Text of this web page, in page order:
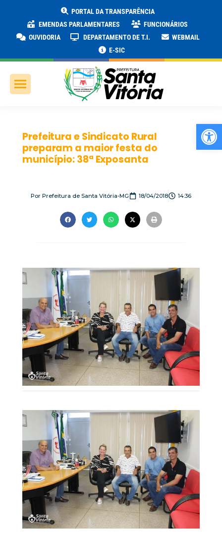
PORTAL DA TRANSPARÊNCIA
EMENDAS PARLAMENTARES
FUNCIONÁRIOS
OUVIDORIA
DEPARTAMENTO DE T.I.
WEBMAIL
E-SIC
Prefeitura e Sindicato Rural
preparam a maior festa do
município: 38ª Exposanta
Por Prefeitura de Santa Vitória-MG 18/04/2018 14:36